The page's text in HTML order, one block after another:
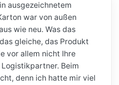
ausgezeichnetem
war von außen
wie neu. Was das
gleiche, das Produkt
vor allem nicht Ihre
Beim
denn ich hatte mir viel